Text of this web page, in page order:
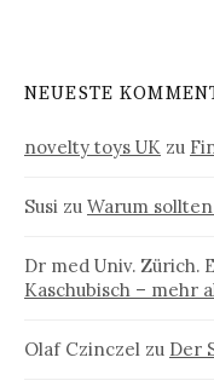
NEUESTE
novelty toys UK zu
Susi zu Warum
Dr med Univ. Zürich.
Kaschubisch – mehr
Olaf Czinczel zu Der